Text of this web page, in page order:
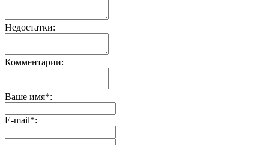
Недостатки:
Комментарии:
Ваше имя*:
E-mail*: